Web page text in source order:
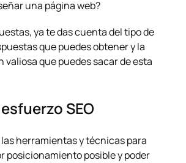
una página web?
ya te das cuenta del tipo de
que puedes obtener y la
que puedes sacar de esta
SEO
herramientas y técnicas para
posicionamiento posible y poder